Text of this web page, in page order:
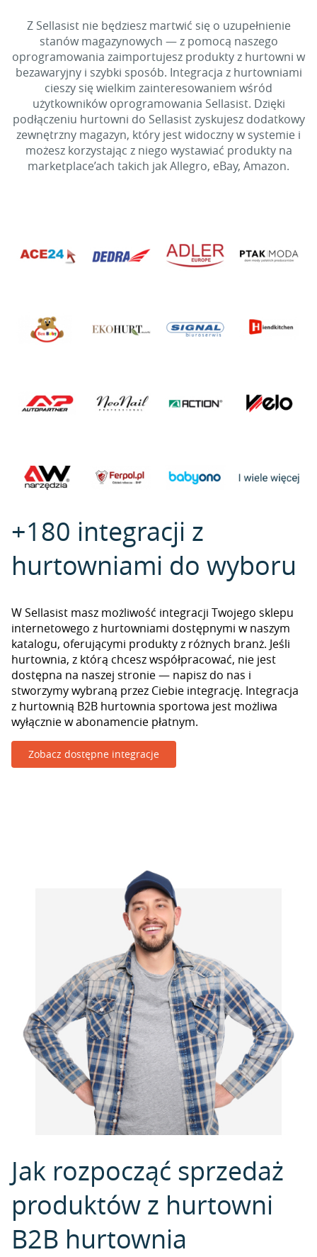
Z Sellasist nie będziesz martwić się o uzupełnienie
stanów magazynowych — z pomocą naszego
oprogramowania zaimportujesz produkty z hurtowni w
bezawaryjny i szybki sposób. Integracja z hurtowniami
cieszy się wielkim zainteresowaniem wśród
użytkowników oprogramowania Sellasist. Dzięki
podłączeniu hurtowni do Sellasist zyskujesz dodatkowy
zewnętrzny magazyn, który jest widoczny w systemie i
możesz korzystając z niego wystawiać produkty na
marketplace’ach takich jak Allegro, eBay, Amazon.
+180 integracji z
hurtowniami do wyboru
W Sellasist masz możliwość integracji Twojego sklepu
internetowego z hurtowniami dostępnymi w naszym
katalogu, oferującymi produkty z różnych branż. Jeśli
hurtownia, z którą chcesz współpracować, nie jest
dostępna na naszej stronie — napisz do nas i
stworzymy wybraną przez Ciebie integrację. Integracja
z hurtownią B2B hurtownia sportowa jest możliwa
wyłącznie w abonamencie płatnym.
Zobacz dostępne integracje
Jak rozpocząć sprzedaż
produktów z hurtowni
B2B hurtownia